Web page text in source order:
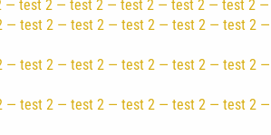
test 2 — test 2 — test 2 — test 2 — test
test 2 — test 2 — test 2 — test 2 — test
test 2 — test 2 — test 2 — test 2 — test
test 2 — test 2 — test 2 — test 2 — test